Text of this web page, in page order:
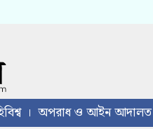
অপরাধ ও আইন আদালত